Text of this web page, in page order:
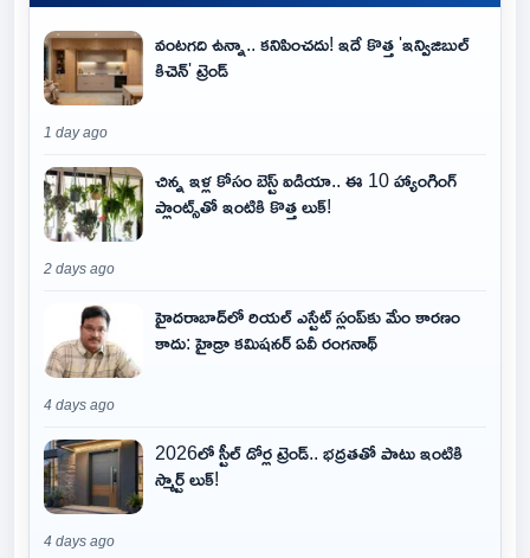
వంటగది ఉన్నా.. కనిపించదు! ఇదే కొత్త 'ఇన్విజిబుల్
కిచెన్' ట్రెండ్
1 day ago
చిన్న ఇళ్ల కోసం బెస్ట్ ఐడియా.. ఈ 10 హ్యాంగింగ్
ప్లాంట్స్‌తో ఇంటికి కొత్త లుక్!
2 days ago
హైదరాబాద్‌లో రియల్ ఎస్టేట్ స్లంప్‌కు మేం కారణం
కాదు: హైడ్రా కమిషనర్ ఏవీ రంగనాథ్
4 days ago
2026లో స్టీల్ డోర్ల ట్రెండ్.. భద్రతతో పాటు ఇంటికి
స్మార్ట్ లుక్!
4 days ago